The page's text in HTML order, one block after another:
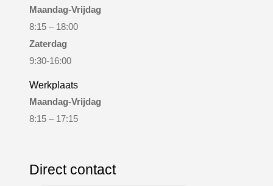
Maandag-Vrijdag
8:15 – 18:00
Zaterdag
9:30-16:00
Werkplaats
Maandag-Vrijdag
8:15 – 17:15
Direct contact